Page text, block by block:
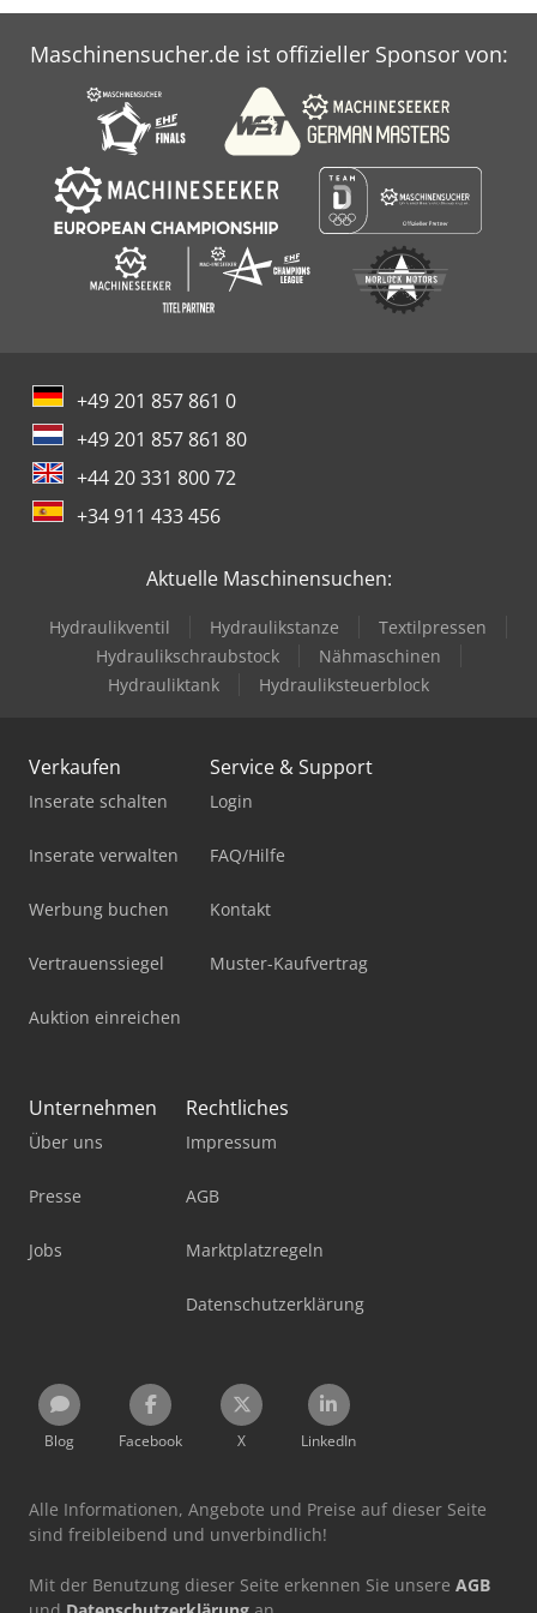
Maschinensucher.de ist offizieller Sponsor von:
+49 201 857 861 0
+49 201 857 861 80
+44 20 331 800 72
+34 911 433 456
Aktuelle Maschinensuchen:
Hydraulikventil Hydraulikstanze
Textilpressen
Hydraulikschraubstock
Nähmaschinen
Hydrauliktank
Hydrauliksteuerblock
Verkaufen
Inserate schalten
Inserate verwalten
Werbung buchen
Vertrauenssiegel
Auktion einreichen
Service & Support
Login
FAQ/Hilfe
Kontakt
Muster-Kaufvertrag
Unternehmen
Über uns
Presse
Jobs
Rechtliches
Impressum
AGB
Marktplatzregeln
Datenschutzerklärung
Blog Facebook X LinkedIn
Alle Informationen, Angebote und Preise auf dieser Seite
sind freibleibend und unverbindlich!
Mit der Benutzung dieser Seite erkennen Sie unsere AGB